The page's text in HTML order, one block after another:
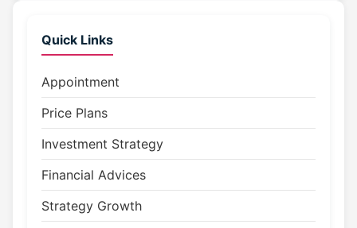
Quick Links
Appointment
Price Plans
Investment Strategy
Financial Advices
Strategy Growth